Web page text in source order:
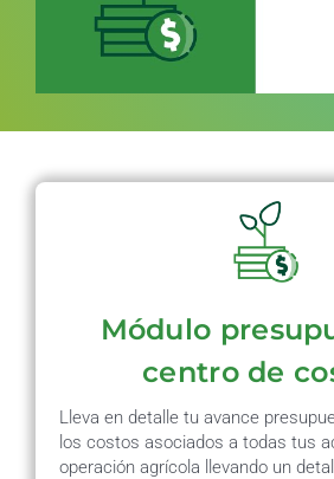
Módulo
centro de
Lleva en detalle tu avance
los costos asociados a todas tus
operación agrícola llevando un